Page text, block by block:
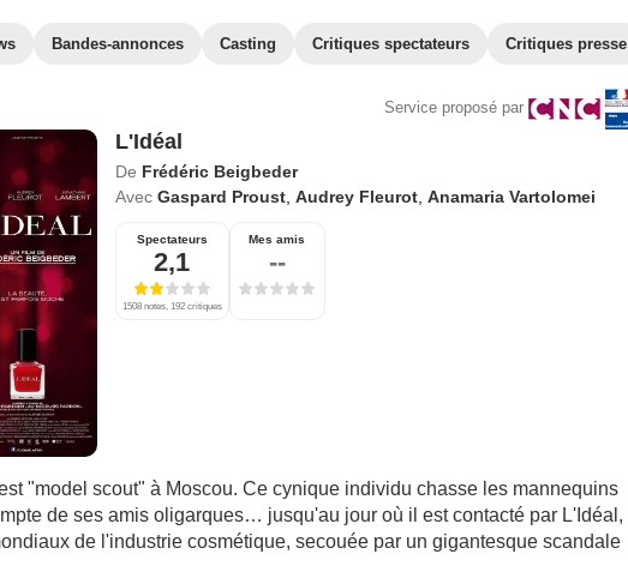
Bandes-annonces Casting Critiques spectateurs Critiques presse
Service proposé par
L'Idéal
De Frédéric Beigbeder
Avec Gaspard Proust, Audrey Fleurot, Anamaria Vartolomei
Spectateurs
2,1
1508 notes, 192 critiques
Mes amis
--
"model scout" à Moscou. Ce cynique individu chasse les mannequins
de ses amis oligarques… jusqu'au jour où il est contacté par L'Idéal,
de l'industrie cosmétique, secouée par un gigantesque scandale